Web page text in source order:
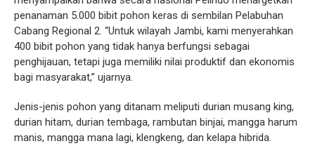
penanaman 5.000 bibit pohon keras di sembilan Pelabuhan
Cabang Regional 2. “Untuk wilayah Jambi, kami menyerahkan
400 bibit pohon yang tidak hanya berfungsi sebagai
penghijauan, tetapi juga memiliki nilai produktif dan ekonomis
bagi masyarakat,” ujarnya.
Jenis-jenis pohon yang ditanam meliputi durian musang king,
durian hitam, durian tembaga, rambutan binjai, mangga harum
manis, mangga mana lagi, klengkeng, dan kelapa hibrida.